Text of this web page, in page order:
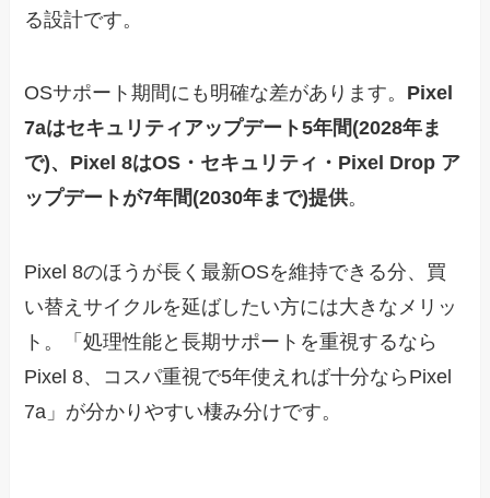
る設計です。
OSサポート期間にも明確な差があります。 Pixel
7aはセキュリティアップデート5年間(2028年ま
で)、Pixel 8はOS・セキュリティ・Pixel Drop ア
ップデートが7年間(2030年まで)提供。
Pixel 8のほうが長く最新OSを維持できる分、買
い替えサイクルを延ばしたい方には大きなメリッ
ト。「処理性能と長期サポートを重視するなら
Pixel 8、コスパ重視で5年使えれば十分ならPixel
7a」が分かりやすい棲み分けです。